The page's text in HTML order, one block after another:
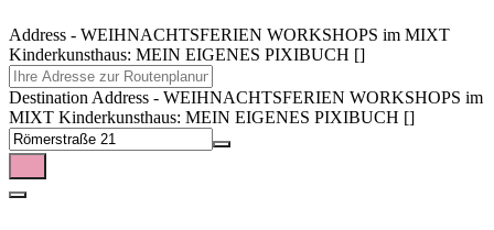
Address - WEIHNACHTSFERIEN WORKSHOPS im MIXT
Kinderkunsthaus: MEIN EIGENES PIXIBUCH []
Destination Address - WEIHNACHTSFERIEN WORKSHOPS im
MIXT Kinderkunsthaus: MEIN EIGENES PIXIBUCH []